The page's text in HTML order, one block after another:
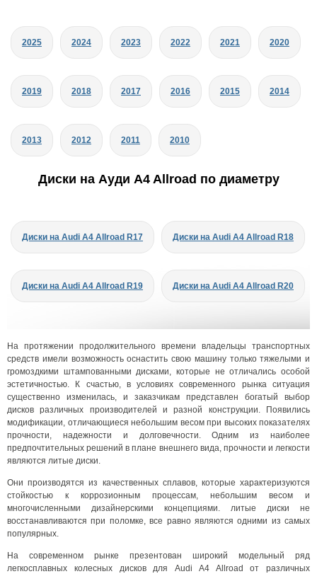
2025 2024 2023 2022 2021 2020
2019 2018 2017 2016 2015 2014
2013 2012 2011 2010
Диски на Ауди A4 Allroad по диаметру
Диски на Audi A4 Allroad R17 Диски на Audi A4 Allroad R18
Диски на Audi A4 Allroad R19 Диски на Audi A4 Allroad R20
На протяжении продолжительного времени владельцы транспортных
средств имели возможность оснастить свою машину только тяжелыми и
громоздкими штампованными дисками, которые не отличались особой
эстетичностью. К счастью, в условиях современного рынка ситуация
существенно изменилась, и заказчикам представлен богатый выбор
дисков различных производителей и разной конструкции. Появились
модификации, отличающиеся небольшим весом при высоких показателях
прочности, надежности и долговечности. Одним из наиболее
предпочтительных решений в плане внешнего вида, прочности и легкости
являются литые диски.
Они производятся из качественных сплавов, которые характеризуются
стойкостью к коррозионным процессам, небольшим весом и
многочисленными дизайнерскими концепциями. литые диски не
восстанавливаются при поломке, все равно являются одними из самых
популярных.
На современном рынке презентован широкий модельный ряд
легкосплавных колесных дисков для Audi A4 Allroad от различных